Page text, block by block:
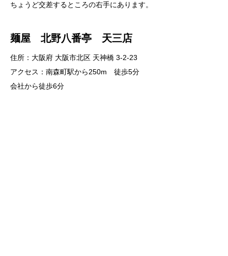
ちょうど交差するところの右手にあります。
麺屋 北野八番亭 天三店
住所：大阪府 大阪市北区 天神橋 3-2-23
アクセス：南森町駅から250m 徒歩5分
会社から徒歩6分